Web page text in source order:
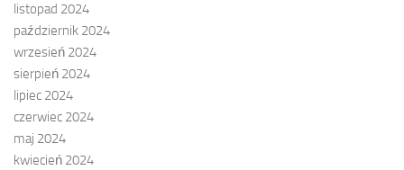
listopad 2024
październik 2024
wrzesień 2024
sierpień 2024
lipiec 2024
czerwiec 2024
maj 2024
kwiecień 2024